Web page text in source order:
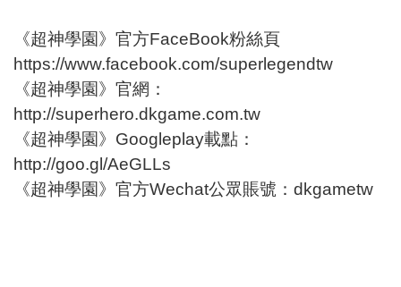
《超神學園》官方FaceBook粉絲頁
https://www.facebook.com/superlegendtw
《超神學園》官網：
http://superhero.dkgame.com.tw
《超神學園》Googleplay載點：
http://goo.gl/AeGLLs
《超神學園》官方Wechat公眾賬號：dkgametw